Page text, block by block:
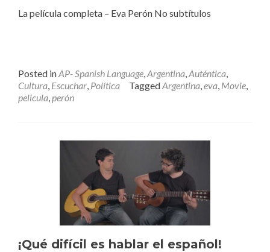
La película completa – Eva Perón No subtítulos
Posted inAP- Spanish Language,Argentina,Auténtica,
Cultura, Escuchar, Política TaggedArgentina,eva, Movie,
pelicula,perón
¡Qué difícil es hablar el español!